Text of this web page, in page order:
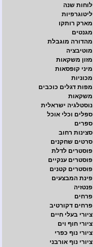
לוחות שנה
ליטוגרפיות
מארק רותקו
מגנטים
מהדורה מוגבלת
מוטיבציה
מזון משקאות
מיני קופסאות
מכוניות
מפות דגלים כוכבים
משקאות
נוסטלגיה ישראלית
ספלים וכלי אוכל
ספרים
סצינות רחוב
סרטים שחקנים
פוסטרים לדלת
פוסטרים ענקיים
פוסטרים קטנים
פינת המבצעים
פנטזיה
פרחים
פרחים דקורטיב
ציורי בעלי חיים
ציורי חוף וים
ציורי נוף כפרי
ציורי נוף אורבני